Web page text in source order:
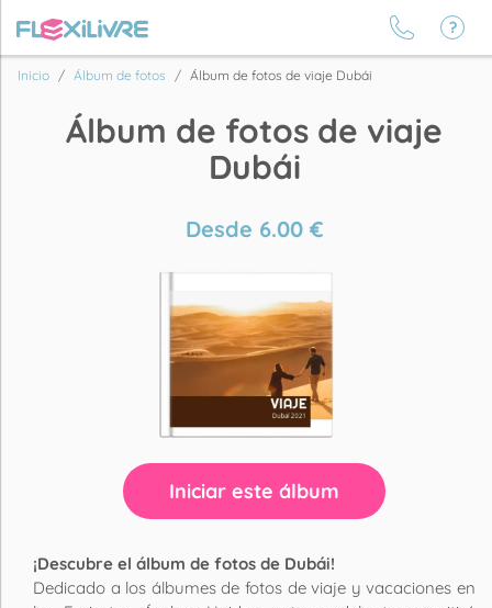
Inicio Álbum de fotos Álbum de fotos de viaje Dubái
Álbum de fotos de viaje
Dubái
Desde 6.00€
Iniciar este álbum
¡Descubre el álbum de fotos de Dubái!
Dedicado a los álbumes de fotos de viaje y vacaciones en